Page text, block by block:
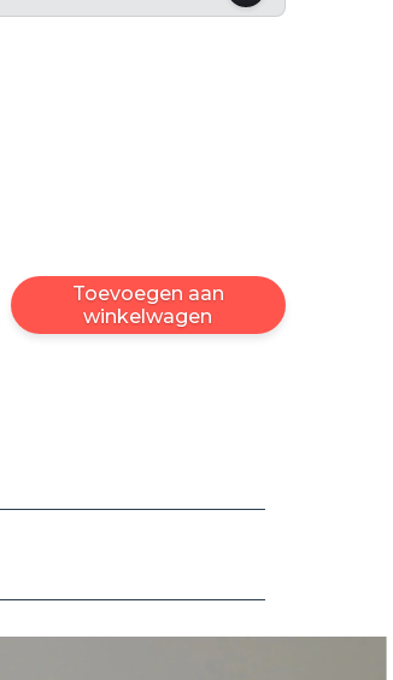
Toevoegen aan
winkelwagen